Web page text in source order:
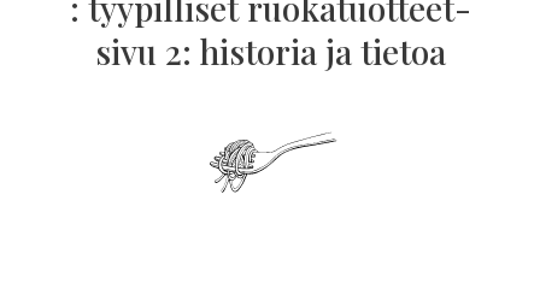
sivu 2: historia ja tietoa